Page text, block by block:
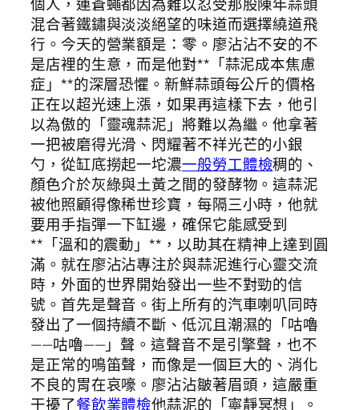
混合著鐵鏽與淡淡絕望的味道而選擇繞道飛
行。今天的營業額是：零。廖沾沾不安的不
是店裡的生意，而是他對**「蒜泥成本焦慮
症」**的深層恐懼。新鮮蒜頭每公斤的價格
正在以超光速上漲，如果再這樣下去，他引
以為傲的「靈魂蒜泥」將難以為繼。他拿著
一把被磨得光滑、閃耀著不祥光芒的小銀
勺，從缸底撈起一坨濃一般勞工體檢稠的、
顏色介於灰綠與土黃之間的發酵物。這蒜泥
被他照顧得像稀世珍寶，每隔三小時，他就
要用手指彈一下缸邊，確保它能感受到
**「溫和的震動」**，以助其在精神上達到圓
滿。就在廖沾沾專注於與蒜泥進行心靈交流
時，外面的世界開始發出一些不對勁的信
號。首先是聲音。街上所有的汽車喇叭同時
發出了一個持續不斷、低沉且潮濕的「咕嚕
——咕嚕——」聲。這聲音不是引擎聲，也不
是正常的鳴笛聲，而像是一個巨大的、消化
不良的胃在哀嚎。廖沾沾皺著眉頭，這嚴重
干擾了餐飲業體檢他蒜泥的「寧靜冥想」。